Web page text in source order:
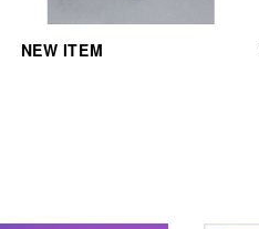
NEW ITEM